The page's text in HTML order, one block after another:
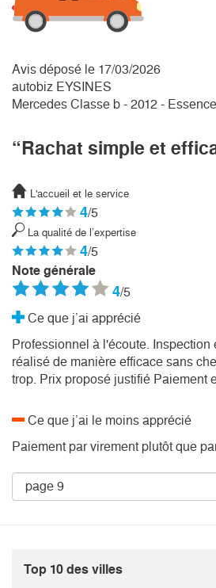
Avis déposé le 17/03/2026
autobiz EYSINES
Mercedes Classe b - 2012 - Essence
“Rachat simple et
L'accueil et le service
4/5
La qualité de l’expertise
4/5
Note générale
4/5
Ce que j’ai apprécié
Professionnel à l'écoute. Inspection
réalisé de manière efficace sans
trop. Prix proposé justifié Paiement
Ce que j’ai le moins apprécié
Paiement par virement plutôt que
Top 10 des villes